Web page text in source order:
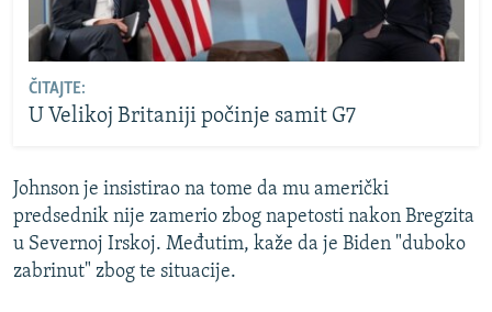
ČITAJTE:
U Velikoj Britaniji počinje samit G7
Johnson je insistirao na tome da mu američki
predsednik nije zamerio zbog napetosti nakon Bregzita
u Severnoj Irskoj. Međutim, kaže da je Biden "duboko
zabrinut" zbog te situacije.